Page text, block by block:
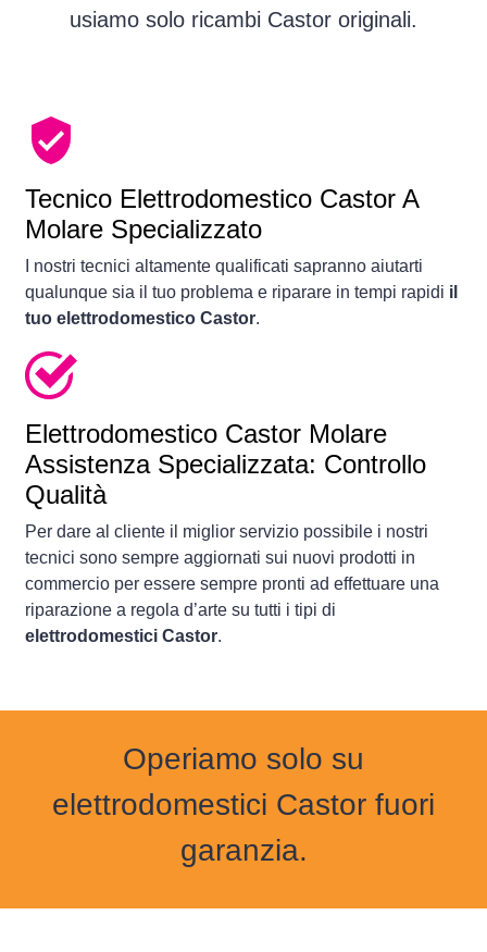
usiamo solo ricambi Castor originali.
Tecnico Elettrodomestico Castor A
Molare Specializzato
I nostri tecnici altamente qualificati sapranno aiutarti
qualunque sia il tuo problema e riparare in tempi rapidi il
tuo elettrodomestico Castor.
Elettrodomestico Castor Molare
Assistenza Specializzata: Controllo
Qualità
Per dare al cliente il miglior servizio possibile i nostri
tecnici sono sempre aggiornati sui nuovi prodotti in
commercio per essere sempre pronti ad effettuare una
riparazione a regola d’arte su tutti i tipi di
elettrodomestici Castor.
Operiamo solo su
elettrodomestici Castor fuori
garanzia.